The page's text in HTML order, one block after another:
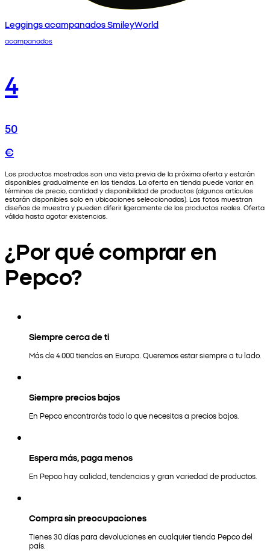
Leggings acampanados SmileyWorld
acampanados
4
50
€
Los productos mostrados son una vista previa de la próxima oferta y estarán
disponibles gradualmente en las tiendas. La oferta en tienda puede variar en
términos de precio, cantidad y disponibilidad de productos (algunos artículos
estarán disponibles solo en ubicaciones seleccionadas). Las fotos muestran
diseños de muestra y pueden diferir ligeramente de los productos reales. Oferta
válida hasta agotar existencias.
¿Por qué comprar en
Pepco?
Siempre cerca de ti
Más de 4.000 tiendas en Europa. Queremos estar siempre a tu lado.
Siempre precios bajos
En Pepco encontrarás todo lo que necesitas a precios bajos.
Espera más, paga menos
En Pepco hay calidad, tendencias y gran variedad de productos.
Compra sin preocupaciones
Tienes 30 días para devoluciones en cualquier tienda Pepco del
país.